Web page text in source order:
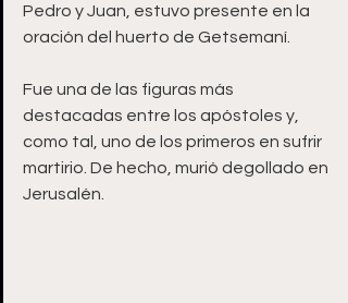
Pedro y Juan, estuvo presente en la
oración del huerto de Getsemaní.
Fue una de las figuras más
destacadas entre los apóstoles y,
como tal, uno de los primeros en sufrir
martirio. De hecho, murió degollado en
Jerusalén.